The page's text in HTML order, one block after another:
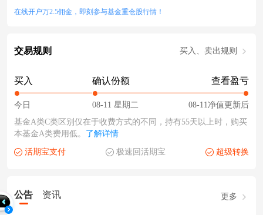
在线开户万2.5佣金，即刻参与基金重仓股行情！
交易规则 买入、卖出规则
买入
今日
确认份额
08-11 星期二
查看盈亏
08-11净值更新后
基金A类C类区别仅在于收费方式的不同，持有55天以上时，购买
本基金A类费用低。 了解详情
活期宝支付 极速回活期宝 超级转换
公告 资讯 更多